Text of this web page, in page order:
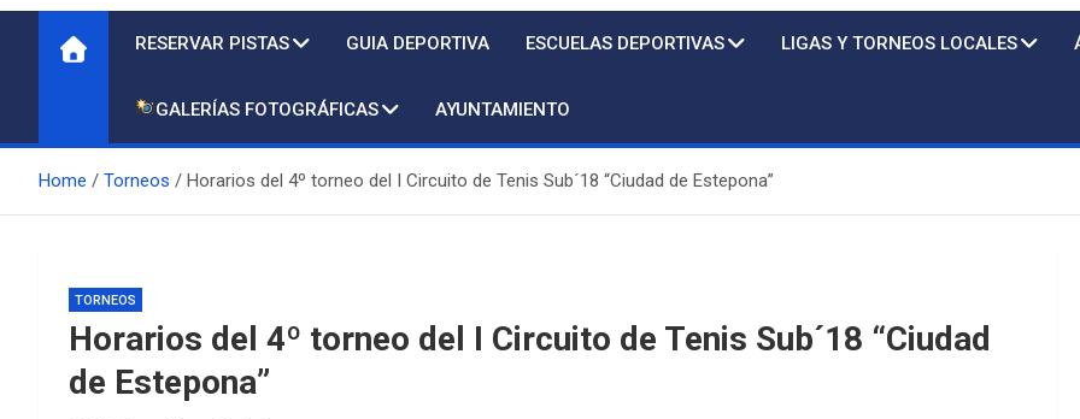
RESERVAR PISTAS GUIA DEPORTIVA ESCUELAS DEPORTIVAS LIGAS Y TORNEOS LOCALES
GALERÍAS FOTOGRÁFICAS AYUNTAMIENTO
Home Torneos Horarios del 4º torneo del I Circuito de Tenis Sub´18 “Ciudad de Estepona”
TORNEOS
Horarios del 4º torneo del I Circuito de Tenis Sub´18 “Ciudad
de Estepona”